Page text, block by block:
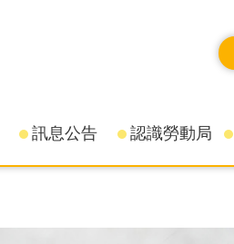
訊息公告 認識勞動局